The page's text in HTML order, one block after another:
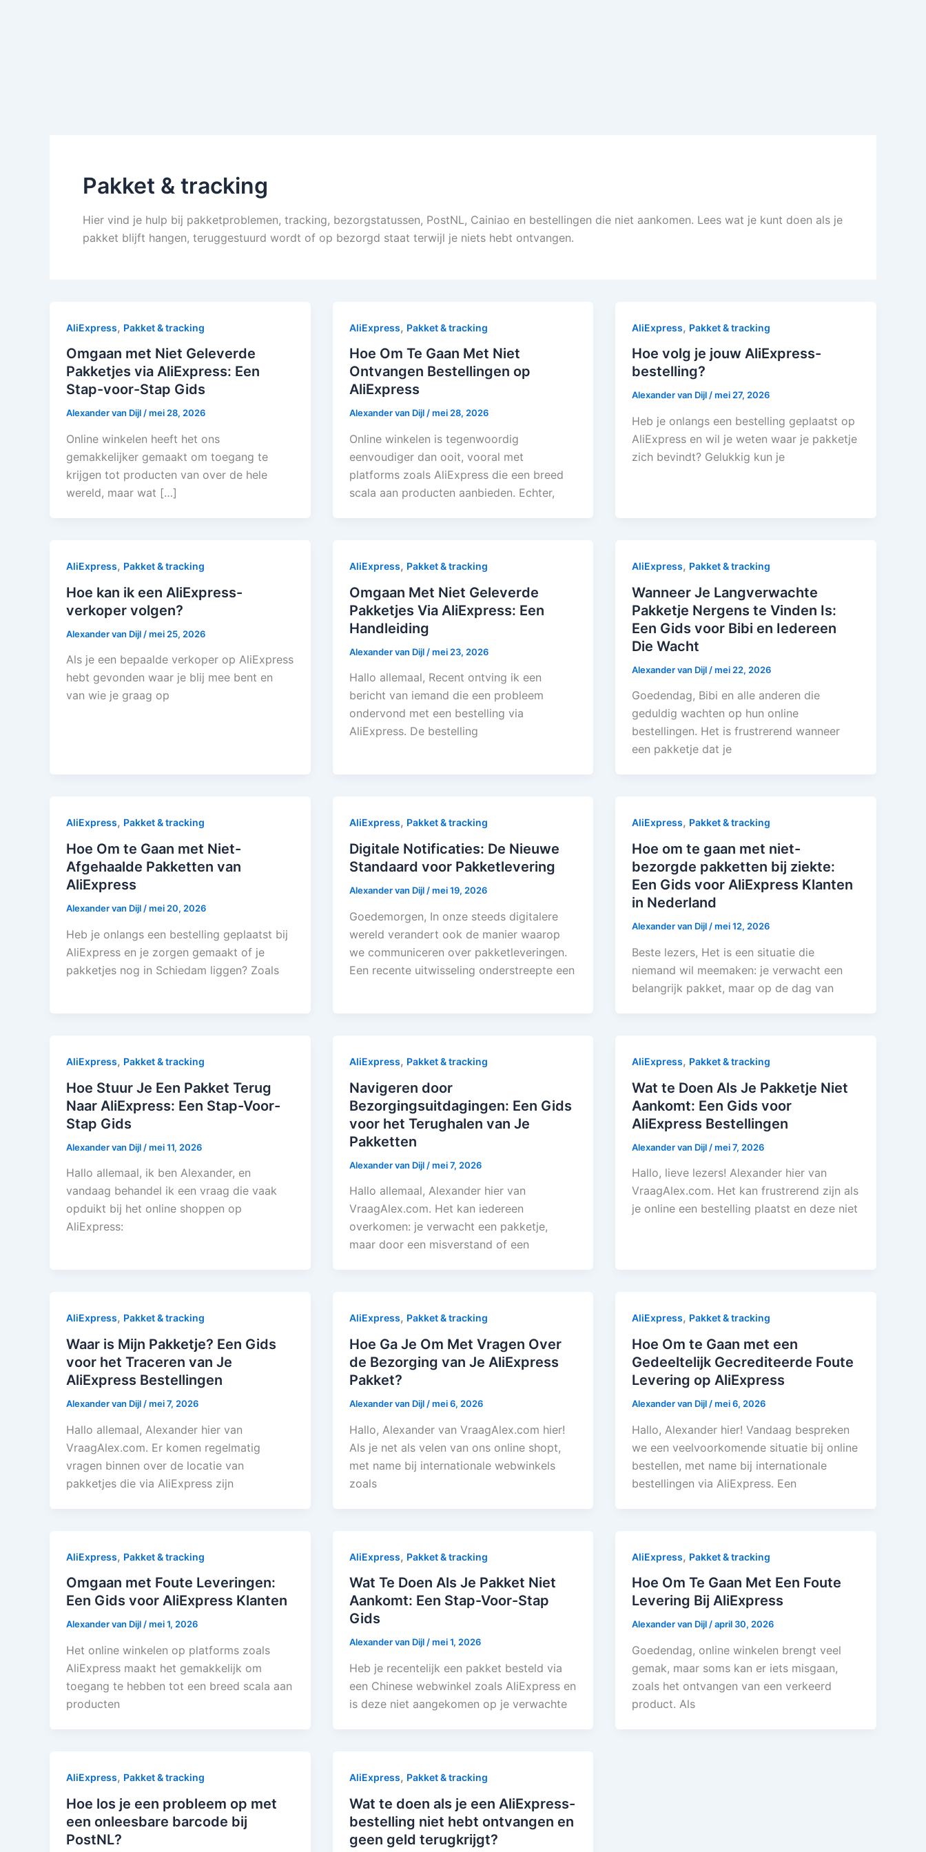
Pakket & tracking
Hier vind je hulp bij pakketproblemen, tracking, bezorgstatussen, PostNL, Cainiao en bestellingen die niet aankomen. Lees wat je kunt doen als je
pakket blijft hangen, teruggestuurd wordt of op bezorgd staat terwijl je niets hebt ontvangen.
AliExpress, Pakket & tracking
Omgaan met Niet Geleverde
Pakketjes via AliExpress: Een
Stap-voor-Stap Gids
Alexander van Dijl/mei 28, 2026
Online winkelen heeft het ons
gemakkelijker gemaakt om toegang te
krijgen tot producten van over de hele
wereld, maar wat […]
AliExpress, Pakket & tracking
Hoe Om Te Gaan Met Niet
Ontvangen Bestellingen op
AliExpress
Alexander van Dijl/mei 28, 2026
Online winkelen is tegenwoordig
eenvoudiger dan ooit, vooral met
platforms zoals AliExpress die een breed
scala aan producten aanbieden. Echter,
AliExpress, Pakket & tracking
Hoe volg je jouw AliExpress-
bestelling?
Alexander van Dijl/mei 27, 2026
Heb je onlangs een bestelling geplaatst op
AliExpress en wil je weten waar je pakketje
zich bevindt? Gelukkig kun je
AliExpress, Pakket & tracking
Hoe kan ik een AliExpress-
verkoper volgen?
Alexander van Dijl /mei 25, 2026
Als je een bepaalde verkoper op AliExpress
hebt gevonden waar je blij mee bent en
van wie je graag op
AliExpress, Pakket & tracking
Omgaan Met Niet Geleverde
Pakketjes Via AliExpress: Een
Handleiding
Alexander van Dijl /mei 23, 2026
Hallo allemaal, Recent ontving ik een
bericht van iemand die een probleem
ondervond met een bestelling via
AliExpress. De bestelling
AliExpress, Pakket & tracking
Wanneer Je Langverwachte
Pakketje Nergens te Vinden Is:
Een Gids voor Bibi en Iedereen
Die Wacht
Alexander van Dijl /mei 22, 2026
Goedendag, Bibi en alle anderen die
geduldig wachten op hun online
bestellingen. Het is frustrerend wanneer
een pakketje dat je
AliExpress, Pakket & tracking
Hoe Om te Gaan met Niet-
Afgehaalde Pakketten van
AliExpress
Alexander van Dijl /mei 20, 2026
Heb je onlangs een bestelling geplaatst bij
AliExpress en je zorgen gemaakt of je
pakketjes nog in Schiedam liggen? Zoals
AliExpress, Pakket & tracking
Digitale Notificaties: De Nieuwe
Standaard voor Pakketlevering
Alexander van Dijl /mei 19, 2026
Goedemorgen, In onze steeds digitalere
wereld verandert ook de manier waarop
we communiceren over pakketleveringen.
Een recente uitwisseling onderstreepte een
AliExpress, Pakket & tracking
Hoe om te gaan met niet-
bezorgde pakketten bij ziekte:
Een Gids voor AliExpress Klanten
in Nederland
Alexander van Dijl /mei 12, 2026
Beste lezers, Het is een situatie die
niemand wil meemaken: je verwacht een
belangrijk pakket, maar op de dag van
AliExpress, Pakket & tracking
Hoe Stuur Je Een Pakket Terug
Naar AliExpress: Een Stap-Voor-
Stap Gids
Alexander van Dijl /mei 11, 2026
Hallo allemaal, ik ben Alexander, en
vandaag behandel ik een vraag die vaak
opduikt bij het online shoppen op
AliExpress:
AliExpress, Pakket & tracking
Navigeren door
Bezorgingsuitdagingen: Een Gids
voor het Terughalen van Je
Pakketten
Alexander van Dijl /mei 7, 2026
Hallo allemaal, Alexander hier van
VraagAlex.com. Het kan iedereen
overkomen: je verwacht een pakketje,
maar door een misverstand of een
AliExpress, Pakket & tracking
Wat te Doen Als Je Pakketje Niet
Aankomt: Een Gids voor
AliExpress Bestellingen
Alexander van Dijl /mei 7, 2026
Hallo, lieve lezers! Alexander hier van
VraagAlex.com. Het kan frustrerend zijn als
je online een bestelling plaatst en deze niet
AliExpress, Pakket & tracking
Waar is Mijn Pakketje? Een Gids
voor het Traceren van Je
AliExpress Bestellingen
Alexander van Dijl /mei 7, 2026
Hallo allemaal, Alexander hier van
VraagAlex.com. Er komen regelmatig
vragen binnen over de locatie van
pakketjes die via AliExpress zijn
AliExpress, Pakket & tracking
Hoe Ga Je Om Met Vragen Over
de Bezorging van Je AliExpress
Pakket?
Alexander van Dijl /mei 6, 2026
Hallo, Alexander van VraagAlex.com hier!
Als je net als velen van ons online shopt,
met name bij internationale webwinkels
zoals
AliExpress, Pakket & tracking
Hoe Om te Gaan met een
Gedeeltelijk Gecrediteerde Foute
Levering op AliExpress
Alexander van Dijl /mei 6, 2026
Hallo, Alexander hier! Vandaag bespreken
we een veelvoorkomende situatie bij online
bestellen, met name bij internationale
bestellingen via AliExpress. Een
AliExpress, Pakket & tracking
Omgaan met Foute Leveringen:
Een Gids voor AliExpress Klanten
Alexander van Dijl/mei 1, 2026
Het online winkelen op platforms zoals
AliExpress maakt het gemakkelijk om
toegang te hebben tot een breed scala aan
producten
AliExpress, Pakket & tracking
Wat Te Doen Als Je Pakket Niet
Aankomt: Een Stap-Voor-Stap
Gids
Alexander van Dijl/mei 1, 2026
Heb je recentelijk een pakket besteld via
een Chinese webwinkel zoals AliExpress en
is deze niet aangekomen op je verwachte
AliExpress, Pakket & tracking
Hoe Om Te Gaan Met Een Foute
Levering Bij AliExpress
Alexander van Dijl/april 30, 2026
Goedendag, online winkelen brengt veel
gemak, maar soms kan er iets misgaan,
zoals het ontvangen van een verkeerd
product. Als
AliExpress, Pakket & tracking
Hoe los je een probleem op met
een onleesbare barcode bij
PostNL?
AliExpress, Pakket & tracking
Wat te doen als je een AliExpress-
bestelling niet hebt ontvangen en
geen geld terugkrijgt?